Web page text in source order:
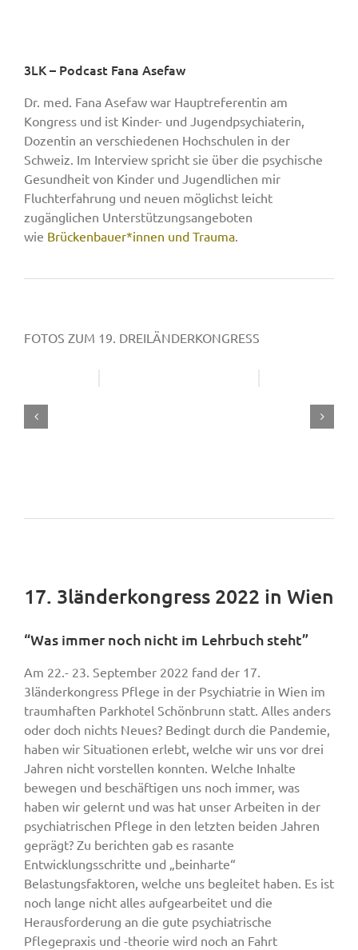
3LK – Podcast Fana Asefaw
Dr. med. Fana Asefaw war Hauptreferentin am
Kongress und ist Kinder- und Jugendpsychiaterin,
Dozentin an verschiedenen Hochschulen in der
Schweiz. Im Interview spricht sie über die psychische
Gesundheit von Kinder und Jugendlichen mir
Fluchterfahrung und neuen möglichst leicht
zugänglichen Unterstützungsangeboten
wie Brückenbauer*innen und Trauma.
FOTOS ZUM 19. DREILÄNDERKONGRESS
17. 3länderkongress 2022 in Wien
“Was immer noch nicht im Lehrbuch steht”
Am 22.- 23. September 2022 fand der 17.
3länderkongress Pflege in der Psychiatrie in Wien im
traumhaften Parkhotel Schönbrunn statt. Alles anders
oder doch nichts Neues? Bedingt durch die Pandemie,
haben wir Situationen erlebt, welche wir uns vor drei
Jahren nicht vorstellen konnten. Welche Inhalte
bewegen und beschäftigen uns noch immer, was
haben wir gelernt und was hat unser Arbeiten in der
psychiatrischen Pflege in den letzten beiden Jahren
geprägt? Zu berichten gab es rasante
Entwicklungsschritte und „beinharte“
Belastungsfaktoren, welche uns begleitet haben. Es ist
noch lange nicht alles aufgearbeitet und die
Herausforderung an die gute psychiatrische
Pflegepraxis und -theorie wird noch an Fahrt